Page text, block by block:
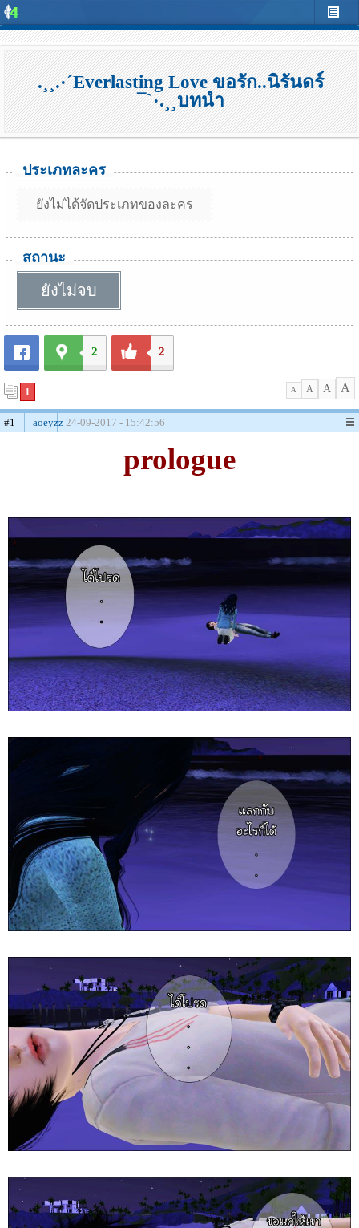
.¸¸.·´Everlasting Love ขอรัก..นิรันดร์
¯`·.¸¸บทนำ
ประเภทละคร
ยังไม่ได้จัดประเภทของละคร
สถานะ
ยังไม่จบ
2 2
1 A A A A
#1 aoeyzz 24-09-2017 - 15:42:56
prologue